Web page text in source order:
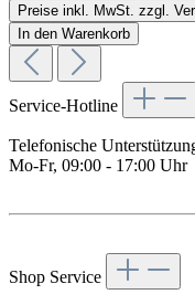
Preise inkl. MwSt. zzgl.
In den Warenkorb
Service-Hotline
Telefonische
Mo-Fr, 09:00 - 17:00 Uhr
Shop Service